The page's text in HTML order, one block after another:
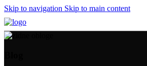
Skip to navigation Skip to main content